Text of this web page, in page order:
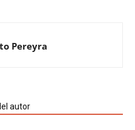
Pereyra
autor